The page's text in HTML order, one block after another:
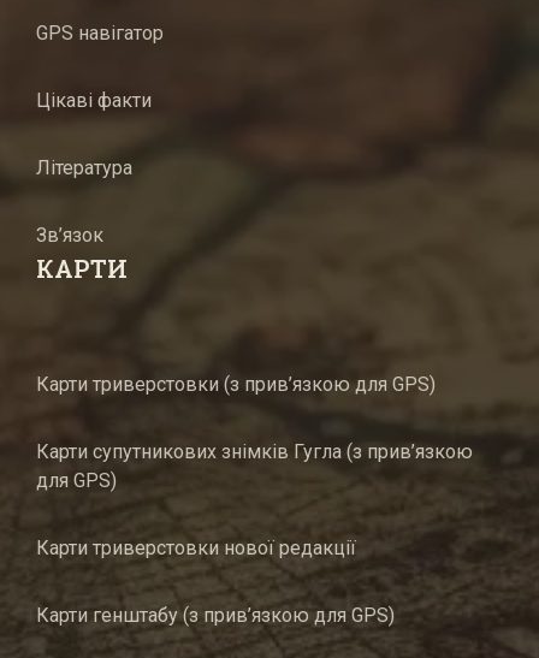
GPS навігатор
Цікаві факти
Література
Зв’язок
КАРТИ
Карти триверстовки (з прив’язкою для GPS)
Карти супутникових знімків Гугла (з прив’язкою
для GPS)
Карти триверстовки нової редакції
Карти генштабу (з прив’язкою для GPS)